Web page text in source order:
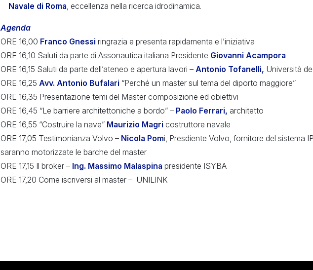
Navale di Roma , eccellenza nella ricerca idrodinamica.
Agenda
ORE 16,00 Franco Gnessi ringrazia e presenta rapidamente e l’iniziativa
ORE 16,10 Saluti da parte di Assonautica italiana Presidente Giovanni Acampora
ORE 16,15 Saluti da parte dell’ateneo e apertura lavori – Antonio Tofanelli, Università
ORE 16,25 Avv. Antonio Bufalari “Perché un master sul tema del diporto maggiore”
ORE 16,35 Presentazione temi del Master composizione ed obiettivi
ORE 16,45 “Le barriere architettoniche a bordo” – Paolo Ferrari, architetto
ORE 16,55 “Costruire la nave” Maurizio Magri costruttore navale
ORE 17,05 Testimonianza Volvo – Nicola Pomi, Presdiente Volvo, fornitore del sistema
saranno motorizzate le barche del master
ORE 17,15 Il broker – Ing. Massimo Malaspina presidente ISYBA
ORE 17,20 Come iscriversi al master – UNILINK